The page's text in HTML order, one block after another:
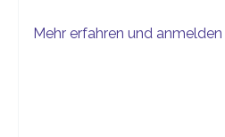
Mehr erfahren und anmelden